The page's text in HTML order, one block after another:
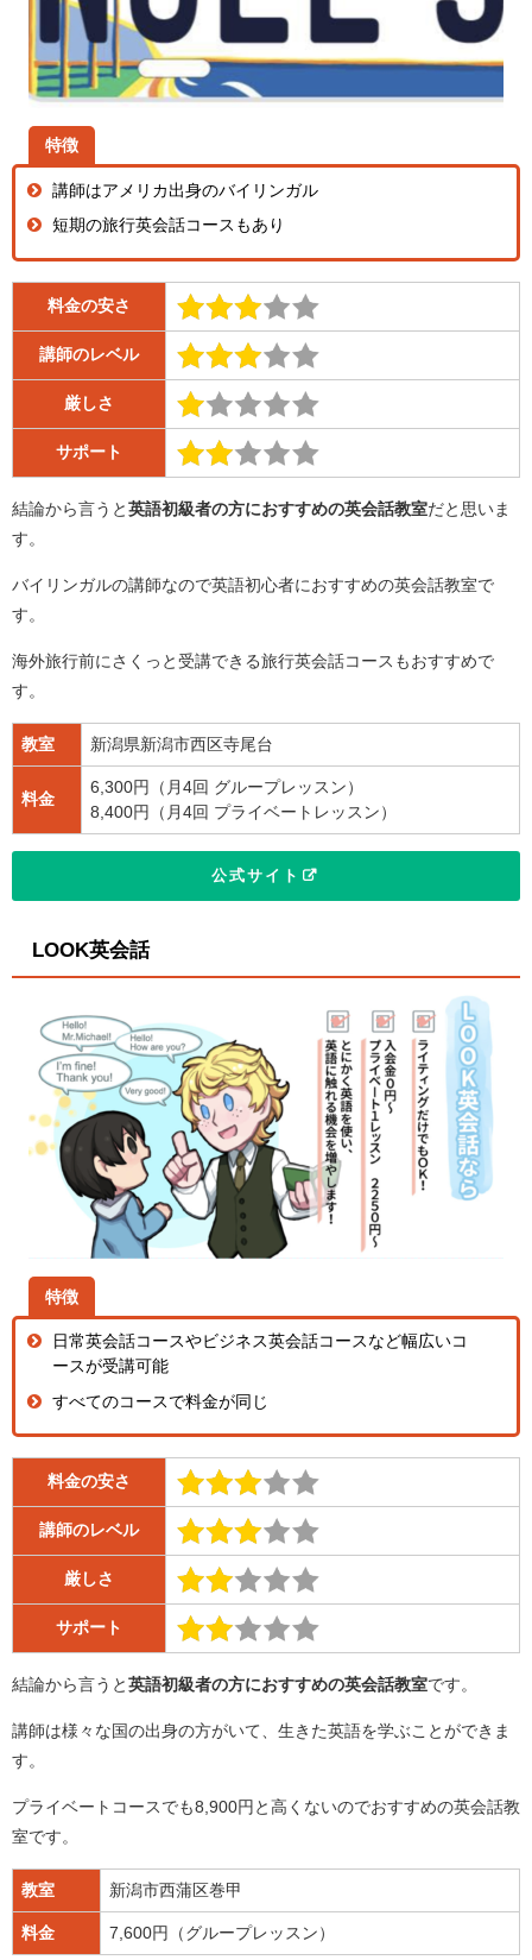
特徴
講師はアメリカ出身のバイリンガル
短期の旅行英会話コースもあり
料金の安さ
講師のレベル
厳しさ
サポート
結論から言うと 英語初級者の方におすすめの英会話教室だと思いま
す。
バイリンガルの講師なので英語初心者におすすめの英会話教室で
す。
海外旅行前にさくっと受講できる旅行英会話コースもおすすめで
す。
教室 新潟県新潟市西区寺尾台
料金
6,300円（月4回 グループレッスン）
8,400円（月4回 プライベートレッスン）
公式サイト
LOOK英会話
特徴
日常英会話コースやビジネス英会話コースなど幅広いコ
ースが受講可能
すべてのコースで料金が同じ
料金の安さ
講師のレベル
厳しさ
サポート
結論から言うと 英語初級者の方におすすめの英会話教室です。
講師は様々な国の出身の方がいて、生きた英語を学ぶことができま
す。
プライベートコースでも8,900円と高くないのでおすすめの英会話教
室です。
教室 新潟市西蒲区巻甲
料金 7,600円（グループレッスン）